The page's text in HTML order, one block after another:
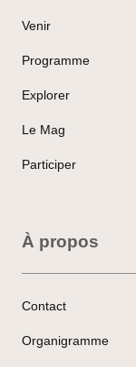
Venir
Programme
Explorer
Le Mag
Participer
À propos
Contact
Organigramme